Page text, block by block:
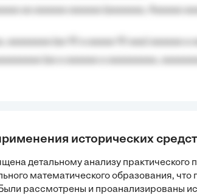
исторических
детальному анализу практического
математического образования,
рассмотрены и проанализированы